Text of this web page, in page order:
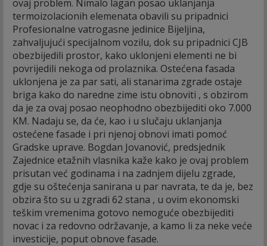
ovaj problem. Nimalo lagan posao uklanjanja
termoizolacionih elemenata obavili su pripadnici
Profesionalne vatrogasne jedinice Bijeljina,
zahvaljujući specijalnom vozilu, dok su pripadnici CJB
obezbijedili prostor, kako uklonjeni elementi ne bi
povrijedili nekoga od prolaznika. Ostećena fasada
uklonjena je za par sati, ali stanarima zgrade ostaje
briga kako do naredne zime istu obnoviti , s obzirom
da je za ovaj posao neophodno obezbijediti oko 7.000
KM. Nadaju se, da će, kao i u slučaju uklanjanja
ostećene fasade i pri njenoj obnovi imati pomoć
Gradske uprave. Bogdan Jovanović, predsjednik
Zajednice etažnih vlasnika kaže kako je ovaj problem
prisutan već godinama i na zadnjem dijelu zgrade,
gdje su oštećenja sanirana u par navrata, te da je, bez
obzira što su u zgradi 62 stana , u ovim ekonomski
teškim vremenima gotovo nemoguće obezbijediti
novac i za redovno održavanje, a kamo li za neke veće
investicije, poput obnove fasade.